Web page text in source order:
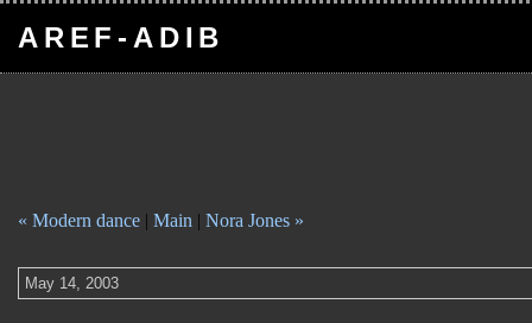
AREF-ADIB
« Modern dance | Main | Nora Jones »
May 14, 2003